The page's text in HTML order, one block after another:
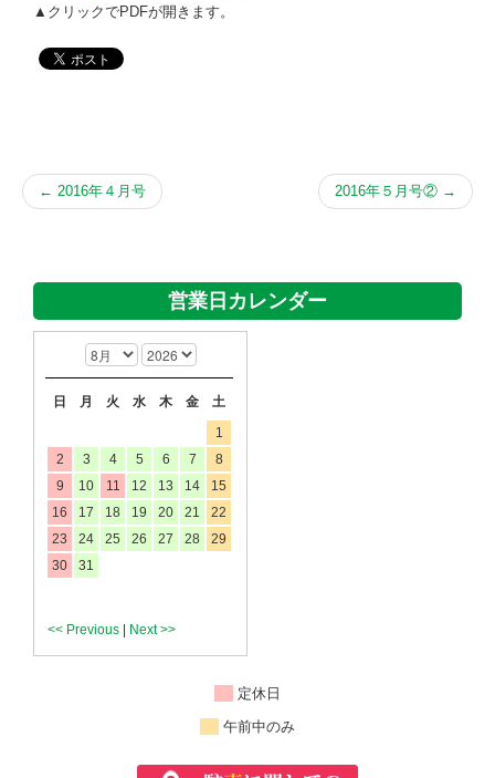
▲クリックでPDFが開きます。
← 2016年４月号 2016年５月号② →
営業日カレンダー
日 月 火 水 木 金 土
<< Previous Next >>
1
2
3 4 5 6 7
8
9
10 11 12 13 14
15
16
17 18 19 20 21
22
23
24 25 26 27 28
29
30
31
定休日
午前中のみ